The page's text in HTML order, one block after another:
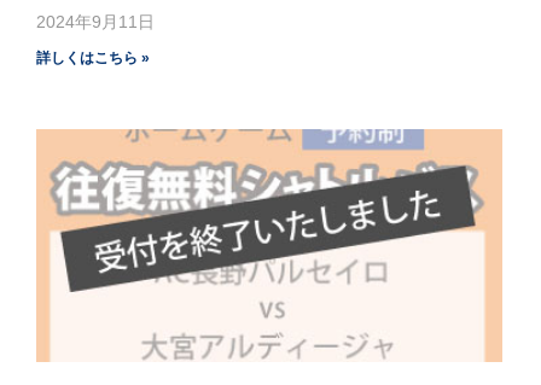
2024年9月11日
詳しくはこちら »